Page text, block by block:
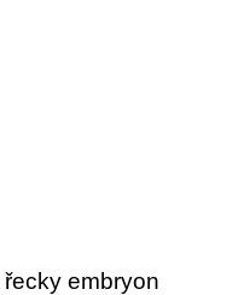
embryon